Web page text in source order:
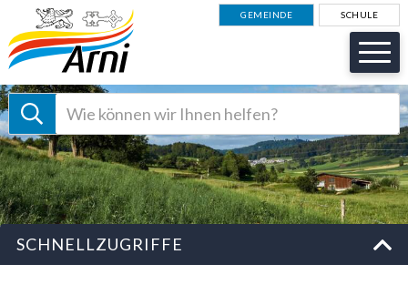
NAVIGIEREN IN GEMEINDE
Schnellnavigation GEMEINDE SCHULE
Suchbegriff
Suche starten
SCHNELLZUGRIFFE